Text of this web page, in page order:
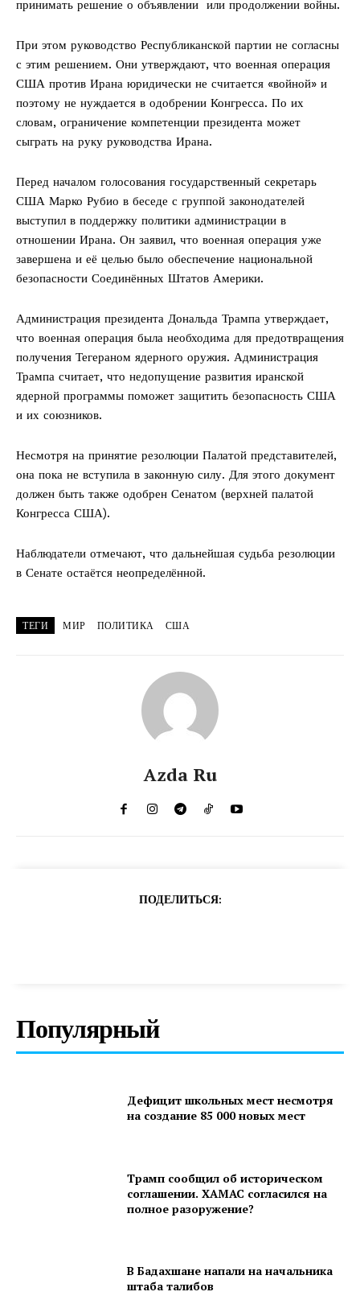
принимать решение о объявлении или продолжении войны.
При этом руководство Республиканской партии не согласны
с этим решением. Они утверждают, что военная операция
США против Ирана юридически не считается «войной» и
поэтому не нуждается в одобрении Конгресса. По их
словам, ограничение компетенции президента может
сыграть на руку руководства Ирана.
Перед началом голосования государственный секретарь
США Марко Рубио в беседе с группой законодателей
выступил в поддержку политики администрации в
отношении Ирана. Он заявил, что военная операция уже
завершена и её целью было обеспечение национальной
безопасности Соединённых Штатов Америки.
Администрация президента Дональда Трампа утверждает,
что военная операция была необходима для предотвращения
получения Тегераном ядерного оружия. Администрация
Трампа считает, что недопущение развития иранской
ядерной программы поможет защитить безопасность США
и их союзников.
Несмотря на принятие резолюции Палатой представителей,
она пока не вступила в законную силу. Для этого документ
должен быть также одобрен Сенатом (верхней палатой
Конгресса США).
Наблюдатели отмечают, что дальнейшая судьба резолюции
в Сенате остаётся неопределённой.
ТЕГИ МИР ПОЛИТИКА США
Azda Ru
ПОДЕЛИТЬСЯ:
Популярный
Дефицит школьных мест несмотря
на создание 85 000 новых мест
Трамп сообщил об историческом
соглашении. ХАМАС согласился на
полное разоружение?
В Бадахшане напали на начальника
штаба талибов